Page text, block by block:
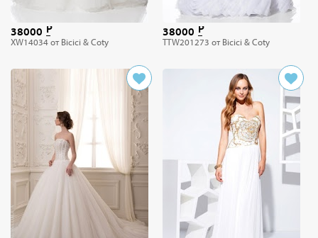
38000
XW14034 от Bicici & Coty
38000
TTW201273 от Bicici & Coty